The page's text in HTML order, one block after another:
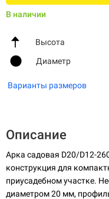
В наличии
Высота
Диаметр
Варианты размеров
Описание
Арка садовая D20/D12-
конструкция для
приусадебном участке.
диаметром 20 мм,